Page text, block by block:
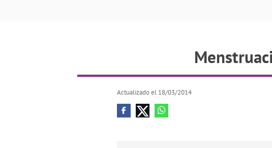
Actualizado el 18/03/2014